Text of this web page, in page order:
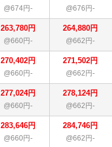
@674円- @676円-
263,780円
@660円-
264,880円
@662円-
270,402円
@660円-
271,502円
@662円-
277,024円
@660円-
278,124円
@662円-
283,646円
@660円-
284,746円
@662円-